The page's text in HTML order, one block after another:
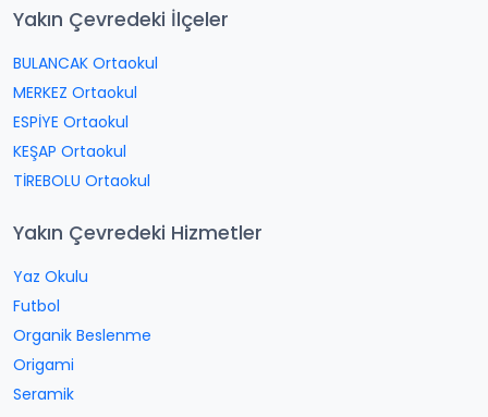
Yakın Çevredeki İlçeler
BULANCAK Ortaokul
MERKEZ Ortaokul
ESPİYE Ortaokul
KEŞAP Ortaokul
TİREBOLU Ortaokul
Yakın Çevredeki Hizmetler
Yaz Okulu
Futbol
Organik Beslenme
Origami
Seramik